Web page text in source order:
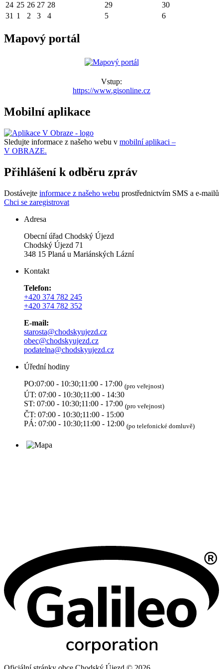
24 25 26 27 28 29
30
31 1 2 3 4 5 6
Mapový portál
Vstup:
https://www.gisonline.cz
Mobilní aplikace
Sledujte informace z našeho webu v mobilní aplikaci –
V OBRAZE.
Přihlášení k odběru zpráv
Dostávejte informace z našeho webu prostřednictvím SMS a e-mailů
Chci se zaregistrovat
Adresa
Obecní úřad Chodský Újezd
Chodský Újezd 71
348 15 Planá u Mariánských Lázní
Kontakt
Telefon:
+420 374 782 245
+420 374 782 352
E-mail:
starosta@chodskyujezd.cz
obec@chodskyujezd.cz
podatelna@chodskyujezd.cz
Úřední hodiny
PO:07:00 - 10:30;11:00 - 17:00 (pro veřejnost)
ÚT: 07:00 - 10:30;11:00 - 14:30
ST: 07:00 - 10:30;11:00 - 17:00 (pro veřejnost)
ČT: 07:00 - 10:30;11:00 - 15:00
PÁ: 07:00 - 10:30;11:00 - 12:00 (po telefonické domluvě)